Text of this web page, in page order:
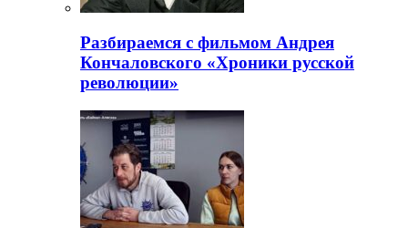
Разбираемся с фильмом Андрея
Кончаловского «Хроники русской
революции»